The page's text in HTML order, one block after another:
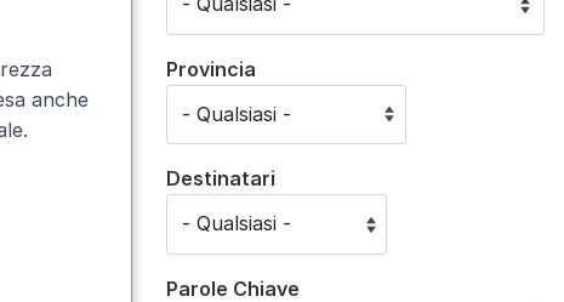
anche
Provincia
Destinatari
Parole Chiave